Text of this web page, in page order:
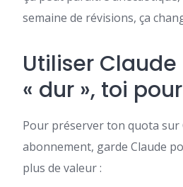
semaine de révisions, ça
Utiliser
« dur », toi
Pour préserver ton quota sur
abonnement, garde Claude
plus de valeur :